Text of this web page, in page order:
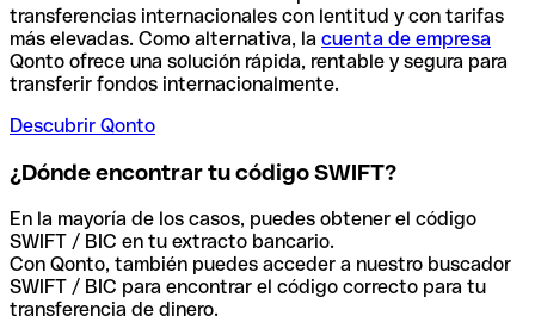
transferencias internacionales con lentitud y con tarifas
más elevadas. Como alternativa, la cuenta de empresa
Qonto ofrece una solución rápida, rentable y segura para
transferir fondos internacionalmente.
Descubrir Qonto
¿Dónde encontrar tu código SWIFT?
En la mayoría de los casos, puedes obtener el código
SWIFT / BIC en tu extracto bancario.
Con Qonto, también puedes acceder a nuestro buscador
SWIFT / BIC para encontrar el código correcto para tu
transferencia de dinero.